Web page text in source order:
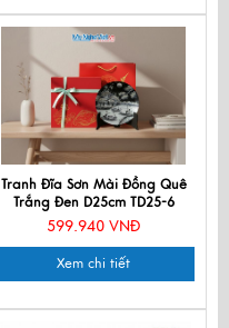
Tranh Đĩa Sơn Mài Đồng Quê
Trắng Đen D25cm TD25-6
599.940 VNĐ
Xem chi tiết